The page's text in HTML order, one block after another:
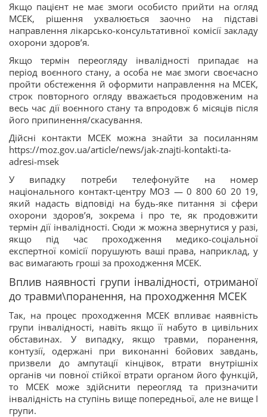
Якщо пацієнт не має змоги особисто прийти на огляд
МСЕК, рішення ухвалюється заочно на підставі
направлення лікарсько-консультативної комісії закладу
охорони здоров’я.
Якщо термін переогляду інвалідності припадає на
період воєнного стану, а особа не має змоги своєчасно
пройти обстеження й оформити направлення на МСЕК,
строк повторного огляду вважається продовженим на
весь час дії воєнного стану та впродовж 6 місяців після
його припинення/скасування.
Дійсні контакти МСЕК можна знайти за посиланням
https://moz.gov.ua/article/news/jak-znajti-kontakti-ta-
adresi-msek
У випадку потреби телефонуйте на номер
національного контакт-центру МОЗ — 0 800 60 20 19,
який надасть відповіді на будь-яке питання зі сфери
охорони здоров’я, зокрема і про те, як продовжити
термін дії інвалідності. Сюди ж можна звернутися у разі,
якщо під час проходження медико-соціальної
експертної комісії порушують ваші права, наприклад, у
вас вимагають гроші за проходження МСЕК.
Вплив наявності групи інвалідності, отриманої
до травми\поранення, на проходження МСЕК
Так, на процес проходження МСЕК впливає наявність
групи інвалідності, навіть якщо її набуто в цивільних
обставинах. У випадку, якщо травми, поранення,
контузії, одержані при виконанні бойових завдань,
призвели до ампутації кінцівок, втрати внутрішніх
органів чи повної стійкої втрати органом його функцій,
то МСЕК може здійснити переогляд та призначити
інвалідність на ступінь вище попередньої, але не вище І
групи.